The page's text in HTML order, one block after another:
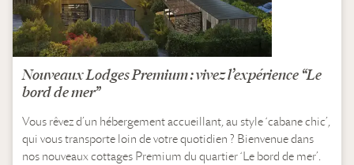
Nouveaux Lodges Premium : vivez l’expérience “Le
bord de mer”
Vous rêvez d’un hébergement accueillant, au style ‘cabane chic’,
qui vous transporte loin de votre quotidien ? Bienvenue dans
nos nouveaux cottages Premium du quartier ‘Le bord de mer’.